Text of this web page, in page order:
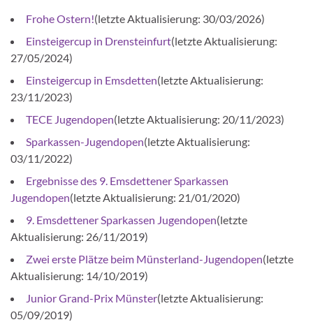
Frohe Ostern!(letzte Aktualisierung: 30/03/2026)
Einsteigercup in Drensteinfurt(letzte Aktualisierung:
27/05/2024)
Einsteigercup in Emsdetten(letzte Aktualisierung:
23/11/2023)
TECE Jugendopen(letzte Aktualisierung: 20/11/2023)
Sparkassen-Jugendopen(letzte Aktualisierung:
03/11/2022)
Ergebnisse des 9. Emsdettener Sparkassen
Jugendopen(letzte Aktualisierung: 21/01/2020)
9. Emsdettener Sparkassen Jugendopen(letzte
Aktualisierung: 26/11/2019)
Zwei erste Plätze beim Münsterland-Jugendopen(letzte
Aktualisierung: 14/10/2019)
Junior Grand-Prix Münster(letzte Aktualisierung:
05/09/2019)